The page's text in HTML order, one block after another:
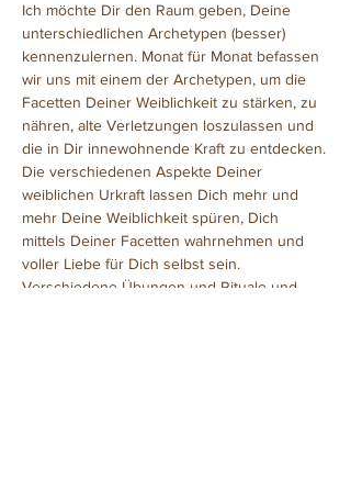
Ich möchte Dir den Raum geben, Deine
unterschiedlichen Archetypen (besser)
kennenzulernen. Monat für Monat befassen
wir uns mit einem der Archetypen, um die
Facetten Deiner Weiblichkeit zu stärken, zu
nähren, alte Verletzungen loszulassen und
die in Dir innewohnende Kraft zu entdecken.
Die verschiedenen Aspekte Deiner
weiblichen Urkraft lassen Dich mehr und
mehr Deine Weiblichkeit spüren, Dich
mittels Deiner Facetten wahrnehmen und
voller Liebe für Dich selbst sein.
Verschiedene Übungen und Rituale und